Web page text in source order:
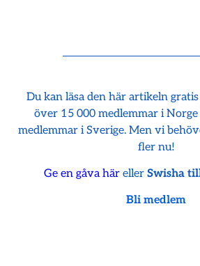
Du kan läsa den här artikeln
över 15 000 medlemmar i
medlemmar i Sverige. Men vi
fler nu!
Ge en gåva häreller Swisha
Bli medlem